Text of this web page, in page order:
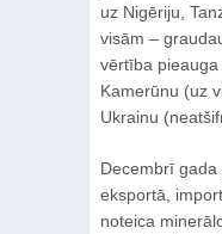
uz Nigēriju,
visām –
vērtība pieauga
Kamerūnu (uz
Ukrainu
Decembrī
eksportā,
noteica